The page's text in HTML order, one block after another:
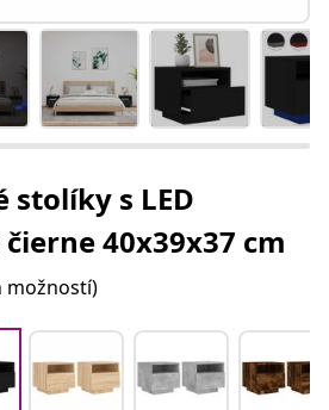
stolíky s LED
40x39x37 cm
možností)